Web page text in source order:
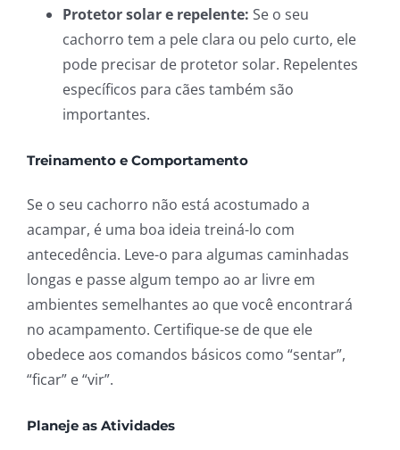
Protetor solar e repelente: Se o seu
cachorro tem a pele clara ou pelo curto, ele
pode precisar de protetor solar. Repelentes
específicos para cães também são
importantes.
Treinamento e Comportamento
Se o seu cachorro não está acostumado a
acampar, é uma boa ideia treiná-lo com
antecedência. Leve-o para algumas caminhadas
longas e passe algum tempo ao ar livre em
ambientes semelhantes ao que você encontrará
no acampamento. Certifique-se de que ele
obedece aos comandos básicos como “sentar”,
“ficar” e “vir”.
Planeje as Atividades